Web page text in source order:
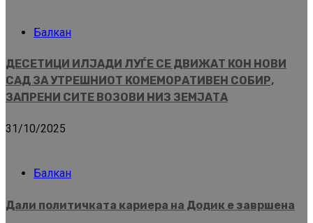
Балкан
ДЕСЕТИЦИ ИЛЈАДИ ЛУЃЕ СЕ ДВИЖАТ КОН НОВИ
САД ЗА УТРЕШНИОТ КОМЕМОРАТИВЕН СОБИР,
ЗАПРЕНИ СИТЕ ВОЗОВИ НИЗ ЗЕМЈАТА
31/10/2025
Балкан
Дали политичката кариера на Додик е завршена